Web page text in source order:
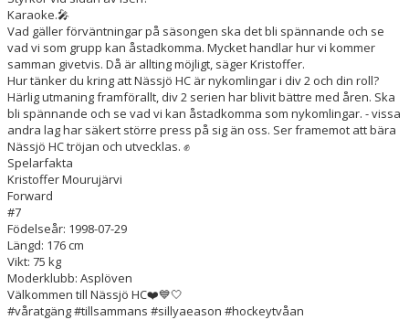
Karaoke.🎤
Vad gäller förväntningar på säsongen ska det bli spännande och se
vad vi som grupp kan åstadkomma. Mycket handlar hur vi kommer
samman givetvis. Då är allting möjligt, säger Kristoffer.
Hur tänker du kring att Nässjö HC är nykomlingar i div 2 och din roll?
Härlig utmaning framförallt, div 2 serien har blivit bättre med åren. Ska
bli spännande och se vad vi kan åstadkomma som nykomlingar. - vissa
andra lag har säkert större press på sig än oss. Ser framemot att bära
Nässjö HC tröjan och utvecklas. ✊
Spelarfakta
Kristoffer Mourujärvi
Forward
#7
Födelseår: 1998-07-29
Längd: 176 cm
Vikt: 75 kg
Moderklubb: Asplöven
Välkommen till Nässjö HC❤️💙🤍
#våratgäng #tillsammans #sillyaeason #hockeytvåan